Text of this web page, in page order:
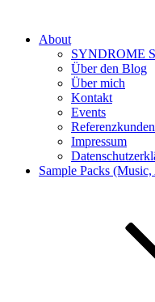
About
SYNDROME
Über den Blog
Über mich
Kontakt
Events
Referenzkunden
Impressum
Sample Packs